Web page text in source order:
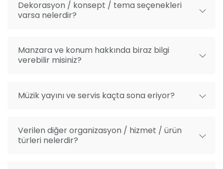
Dekorasyon / konsept / tema seçenekleri
varsa nelerdir?
Manzara ve konum hakkında biraz bilgi
verebilir misiniz?
Müzik yayını ve servis kaçta sona eriyor?
Verilen diğer organizasyon / hizmet / ürün
türleri nelerdir?